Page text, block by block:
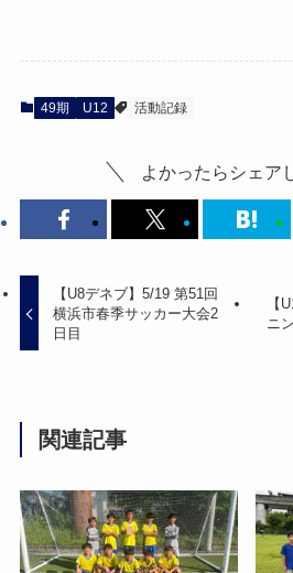
49期 U12 活動記録
よかったらシェア
【U8デネブ】5/19 第51回
横浜市春季サッカー大会2
日目
【
ニ
関連記事